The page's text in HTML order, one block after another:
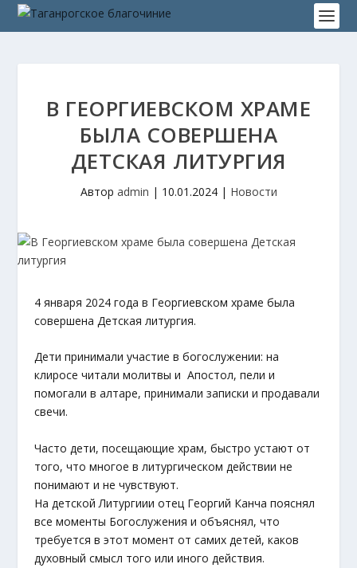
В ГЕОРГИЕВСКОМ ХРАМЕ
БЫЛА СОВЕРШЕНА
ДЕТСКАЯ ЛИТУРГИЯ
Автор admin | 10.01.2024| Новости
4 января 2024 года в Георгиевском храме была
совершена Детская литургия.
Дети принимали участие в богослужении: на
клиросе читали молитвы и Апостол, пели и
помогали в алтаре, принимали записки и продавали
свечи.
Часто дети, посещающие храм, быстро устают от
того, что многое в литургическом действии не
понимают и не чувствуют.
На детской Литургиии отец Георгий Канча пояснял
все моменты Богослужения и объяснял, что
требуется в этот момент от самих детей, каков
духовный смысл того или иного действия.